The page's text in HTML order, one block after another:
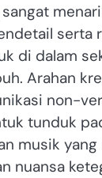
serta
di dalam
Arahan
non-
tunduk
musik
nuansa